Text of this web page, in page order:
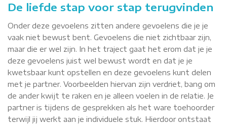
De liefde stap voor stap terugvinden
Onder deze gevoelens zitten andere gevoelens die je je
vaak niet bewust bent. Gevoelens die niet zichtbaar zijn,
maar die er wel zijn. In het traject gaat het erom dat je je
deze gevoelens juist wel bewust wordt en dat je je
kwetsbaar kunt opstellen en deze gevoelens kunt delen
met je partner. Voorbeelden hiervan zijn verdriet, bang om
de ander kwijt te raken en je alleen voelen in de relatie. Je
partner is tijdens de gesprekken als het ware toehoorder
terwijl jij werkt aan je individuele stuk. Hierdoor ontstaat